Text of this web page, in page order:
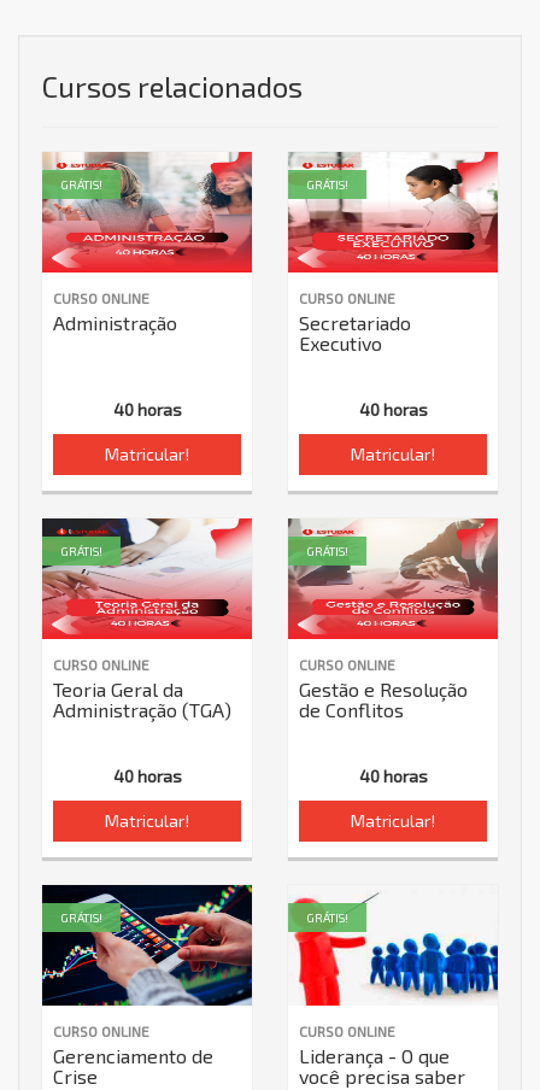
Cursos relacionados
CURSO ONLINE
Administração
40 horas
Matricular!
GRÁTIS!
CURSO ONLINE
Secretariado
Executivo
40 horas
Matricular!
GRÁTIS!
CURSO ONLINE
Teoria Geral da
Administração (TGA)
40 horas
Matricular!
GRÁTIS!
CURSO ONLINE
Gestão e Resolução
de Conflitos
40 horas
Matricular!
GRÁTIS!
CURSO ONLINE
Gerenciamento de
Crise
GRÁTIS!
CURSO ONLINE
Liderança - O que
você precisa saber
GRÁTIS!